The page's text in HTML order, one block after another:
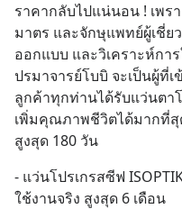
ราคากลับไปแน่นอน ! เพร
มาตร และจักษุแพทย์ผู้เชี่
ออกแบบ และวิเคราะห์กา
ปรมาจารย์โบบิ จะเป็นผู้ที่
ลูกค้าทุกท่านได้รับแว่นตา
เพิ่มคุณภาพชีวิตได้มากที่
สูงสุด 180 วัน
- แว่นโปรเกรสซีฟ
ใช้งานจริง สูงสุด 6 เดือน